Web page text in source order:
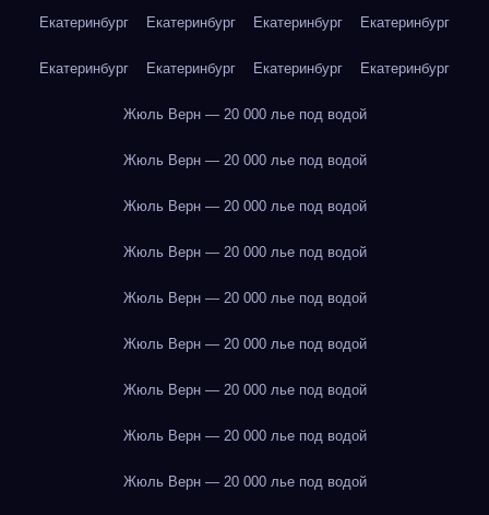
Екатеринбург Екатеринбург Екатеринбург Екатеринбург
Екатеринбург Екатеринбург Екатеринбург Екатеринбург
Жюль Верн — 20 000 лье под водой
Жюль Верн — 20 000 лье под водой
Жюль Верн — 20 000 лье под водой
Жюль Верн — 20 000 лье под водой
Жюль Верн — 20 000 лье под водой
Жюль Верн — 20 000 лье под водой
Жюль Верн — 20 000 лье под водой
Жюль Верн — 20 000 лье под водой
Жюль Верн — 20 000 лье под водой